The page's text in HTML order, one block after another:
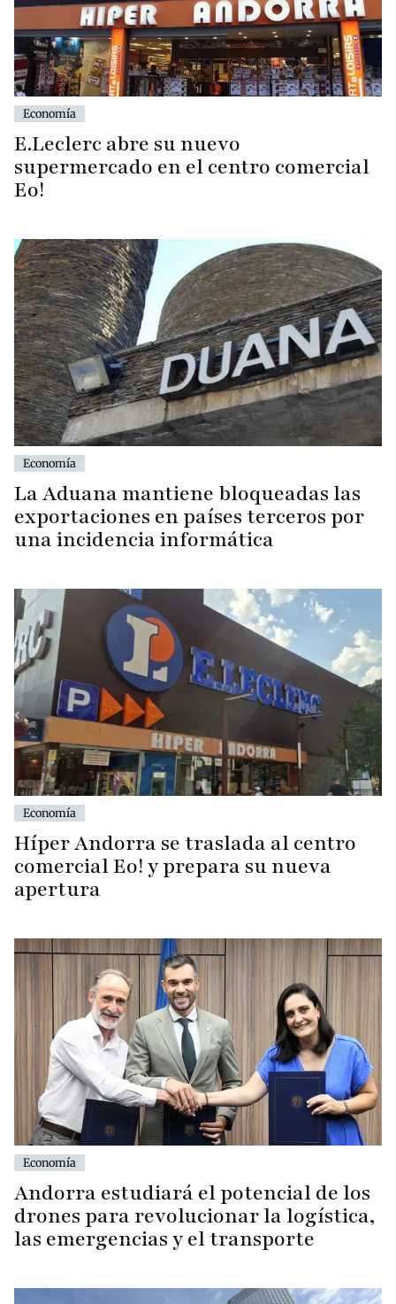
Economía
E.Leclerc abre su nuevo
supermercado en el centro comercial
Eo!
Economía
La Aduana mantiene bloqueadas las
exportaciones en países terceros por
una incidencia informática
Economía
Híper Andorra se traslada al centro
comercial Eo! y prepara su nueva
apertura
Economía
Andorra estudiará el potencial de los
drones para revolucionar la logística,
las emergencias y el transporte